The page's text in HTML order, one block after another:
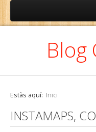
Blog
Estàs aquí: Inici
INSTAMAPS,